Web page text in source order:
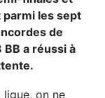
parmi les sept
de
a réussi à
ligue, on ne